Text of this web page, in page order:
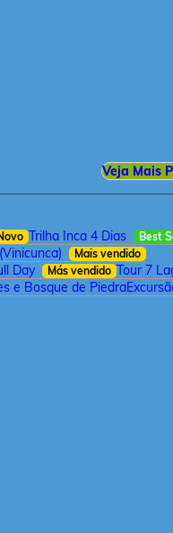
Veja Mais
Trilha Inca 4 Dias Best
Mais vendido
Day Más vendido Tour 7
e Bosque de Piedra